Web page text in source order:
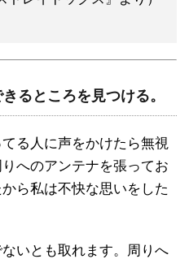
るところを見つける。
る人に声をかけたら無視
へのアンテナを張ってお
ら私は不快な思いをした
いとも取れます。周りへ